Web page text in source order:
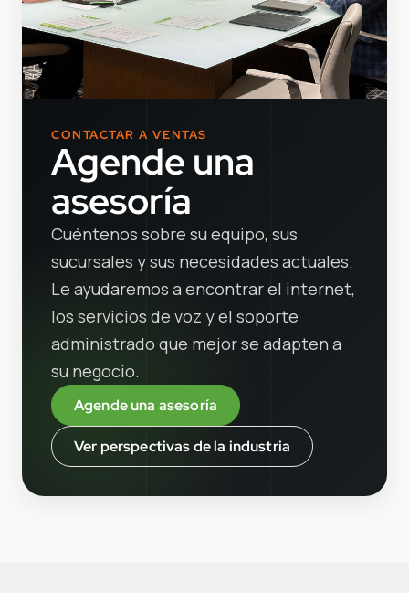
CONTACTAR A VENTAS
Agende una
asesoría
Cuéntenos sobre su equipo, sus
sucursales y sus necesidades actuales.
Le ayudaremos a encontrar el internet,
los servicios de voz y el soporte
administrado que mejor se adapten a
su negocio.
Agende una asesoría
Ver perspectivas de la industria